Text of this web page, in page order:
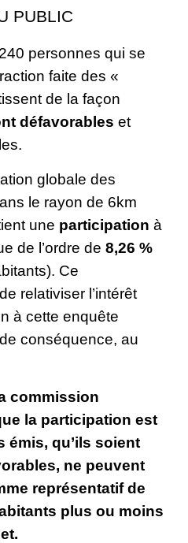
PUBLIC
personnes qui se
faite des «
de la façon
défavorables et
globale des
le rayon de 6km
une participation à
de l’ordre de 8,26 %
Ce
relativiser l’intérêt
à cette enquête
conséquence, au
commission
la participation est
émis, qu’ils soient
ne peuvent
représentatif de
plus ou moins